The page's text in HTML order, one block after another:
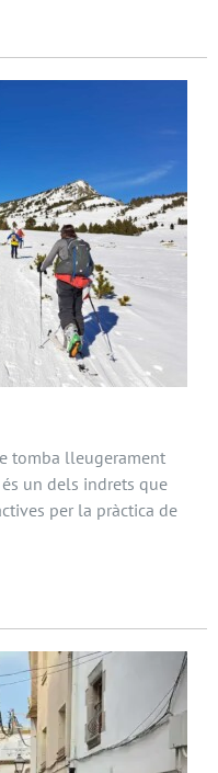
tomba lleugerament
un dels indrets que
per la pràctica de